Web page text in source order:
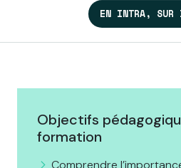
EN INTRA, SUR
Objectifs
formation
Comprendre